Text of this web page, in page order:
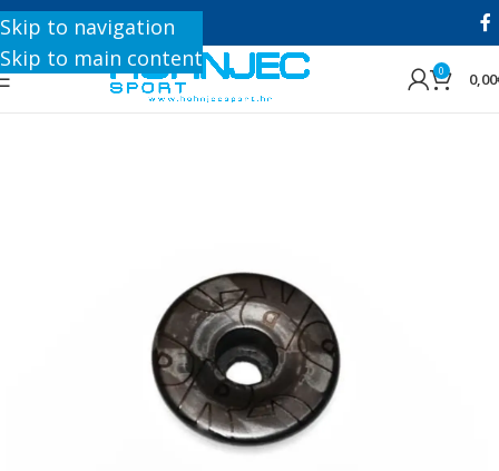
Skip to navigation
Skip to main content
+385 1 8896 200
0 0,00